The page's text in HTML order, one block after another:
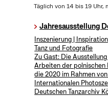
Täglich von 14 bis 19
Jahresausstellung
Inszenierung | Inspiration
Tanz und Fotografie
Zu Gast: Die
Arbeiten der polnischen
die 2020 im Rahmen
Internationalen
Deutschen Tanzarchiv